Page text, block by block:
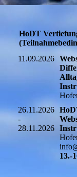
HoDT
11.09.2026
26.11.2026
-
28.11.2026
13.-